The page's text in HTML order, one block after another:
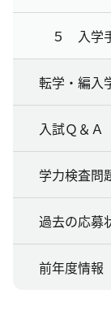
５ 入学
転学・編入
入試Ｑ＆Ａ
学力検査問
過去の応募
前年度情報